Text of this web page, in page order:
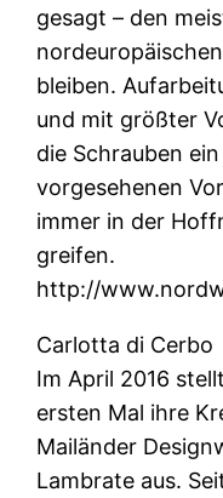
gesagt – den
bleiben.
und mit größter
die Schrauben
vorgesehenen
immer in der
greifen.
http://
Carlotta di Cerbo
Im April 2016
ersten Mal ihre
Mailänder
Lambrate aus.